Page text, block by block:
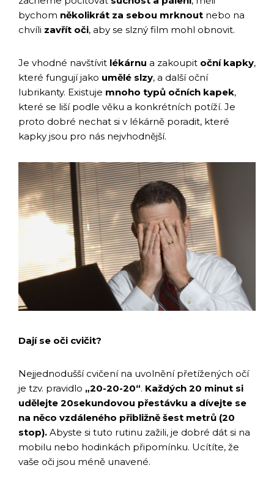
bychom několikrát za sebou mrknout nebo na
chvíli zavřít oči, aby se slzný film mohl obnovit.
Je vhodné navštívit lékárnu a zakoupit oční kapky,
které fungují jako umělé slzy, a další oční
lubrikanty. Existuje mnoho typů očních kapek,
které se liší podle věku a konkrétních potíží. Je
proto dobré nechat si v lékárně poradit, které
kapky jsou pro nás nejvhodnější.
Dají se oči cvičit?
Nejjednodušší cvičení na uvolnění přetížených očí
je tzv. pravidlo „20-20-20“. Každých 20 minut si
udělejte 20sekundovou přestávku a dívejte se
na něco vzdáleného přibližně šest metrů (20
stop). Abyste si tuto rutinu zažili, je dobré dát si na
mobilu nebo hodinkách připomínku. Ucítíte, že
vaše oči jsou méně unavené.